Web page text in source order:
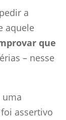
a
aquele
que
– nesse
uma
foi assertivo